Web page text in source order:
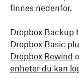
finnes nedenfor.
Dropbox Backup
Dropbox Basic
Dropbox Rewind
enheter du kan